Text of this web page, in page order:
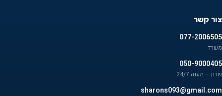
צור קשר
077-2006505
משרד
050-9000405
שרון — מענה 24/7
sharons093@gmail.com